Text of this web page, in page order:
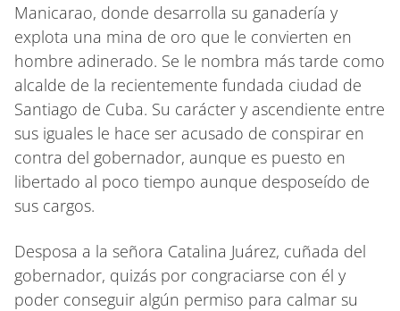
Manicarao, donde desarrolla su ganadería y
explota una mina de oro que le convierten en
hombre adinerado. Se le nombra más tarde como
alcalde de la recientemente fundada ciudad de
Santiago de Cuba. Su carácter y ascendiente entre
sus iguales le hace ser acusado de conspirar en
contra del gobernador, aunque es puesto en
libertado al poco tiempo aunque desposeído de
sus cargos.
Desposa a la señora Catalina Juárez, cuñada del
gobernador, quizás por congraciarse con él y
poder conseguir algún permiso para calmar su